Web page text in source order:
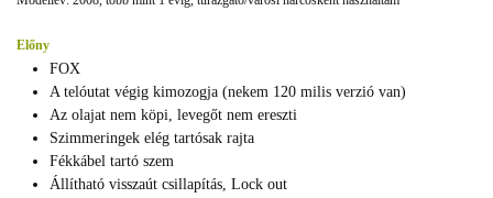
Előny
FOX
A telóutat végig kimozogja (nekem 120 milis verzió van)
Az olajat nem köpi, levegőt nem ereszti
Szimmeringek elég tartósak rajta
Fékkábel tartó szem
Állítható visszaút csillapítás, Lock out